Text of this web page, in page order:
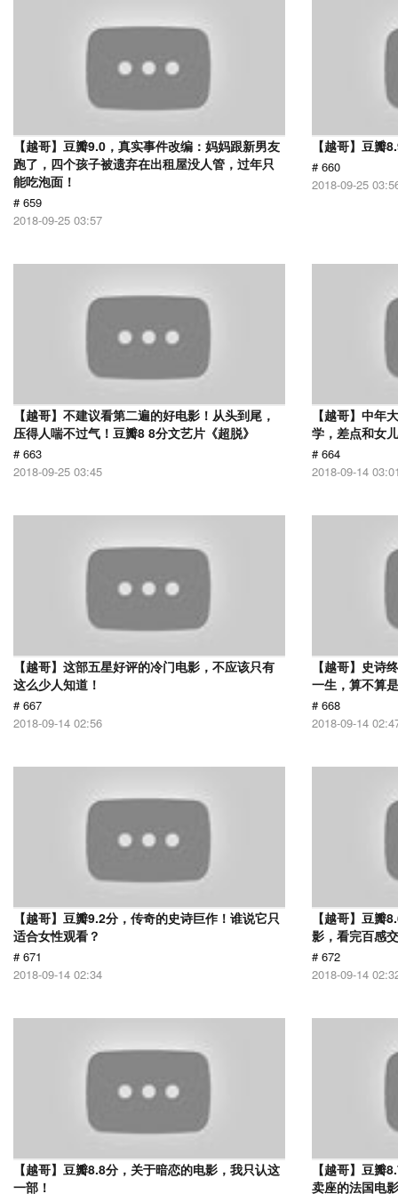
【越哥】豆瓣9.0，真实事件改编：妈妈跟新男友
跑了，四个孩子被遗弃在出租屋没人管，过年只
能吃泡面！
# 659
2018-09-25 03:57
【越哥】豆瓣
# 660
2018-09-25
【越哥】不建议看第二遍的好电影！从头到尾，
压得人喘不过气！豆瓣8 8分文艺片《超脱》
# 663
2018-09-25 03:45
【越哥】中年
学，差点和女
# 664
2018-09-14
【越哥】这部五星好评的冷门电影，不应该只有
这么少人知道！
# 667
2018-09-14 02:56
【越哥】史诗
一生，算不算
# 668
2018-09-14
【越哥】豆瓣9.2分，传奇的史诗巨作！谁说它只
适合女性观看？
# 671
2018-09-14 02:34
【越哥】豆瓣
影，看完百感
# 672
2018-09-14
【越哥】豆瓣8.8分，关于暗恋的电影，我只认这
一部！
【越哥】豆瓣
卖座的法国电